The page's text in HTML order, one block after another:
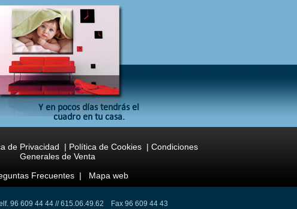
Y en pocos días tendrás el
cuadro en tu casa.
de Privacidad | Política de Cookies | Condiciones
Generales de Venta
Frecuentes| Mapa web
609 44 44 // 615.06.49.62 Fax 96 609 44 43